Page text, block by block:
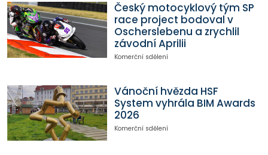
Český motocyklový tým SP
race project bodoval v
Oscherslebenu a zrychlil
závodní Aprilii
Komerční sdělení
Vánoční hvězda HSF
System vyhrála BIM Awards
2026
Komerční sdělení